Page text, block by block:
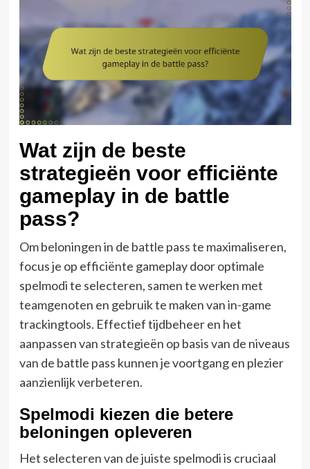
Wat zijn de beste
strategieën voor efficiënte
gameplay in de battle
pass?
Om beloningen in de battle pass te maximaliseren,
focus je op efficiënte gameplay door optimale
spelmodi te selecteren, samen te werken met
teamgenoten en gebruik te maken van in-game
trackingtools. Effectief tijdbeheer en het
aanpassen van strategieën op basis van de niveaus
van de battle pass kunnen je voortgang en plezier
aanzienlijk verbeteren.
Spelmodi kiezen die betere
beloningen opleveren
Het selecteren van de juiste spelmodi is cruciaal